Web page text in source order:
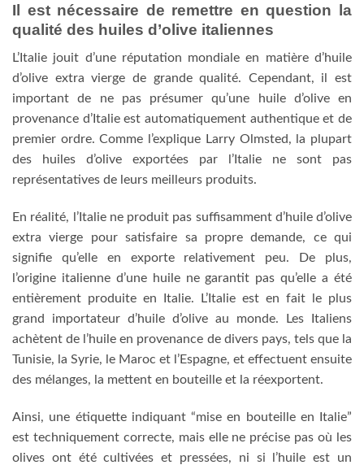
Il est nécessaire de remettre en question la
qualité des huiles d’olive italiennes
L’Italie jouit d’une réputation mondiale en matière d’huile
d’olive extra vierge de grande qualité. Cependant, il est
important de ne pas présumer qu’une huile d’olive en
provenance d’Italie est automatiquement authentique et de
premier ordre. Comme l’explique Larry Olmsted, la plupart
des huiles d’olive exportées par l’Italie ne sont pas
représentatives de leurs meilleurs produits.
En réalité, l’Italie ne produit pas suffisamment d’huile d’olive
extra vierge pour satisfaire sa propre demande, ce qui
signifie qu’elle en exporte relativement peu. De plus,
l’origine italienne d’une huile ne garantit pas qu’elle a été
entièrement produite en Italie. L’Italie est en fait le plus
grand importateur d’huile d’olive au monde. Les Italiens
achètent de l’huile en provenance de divers pays, tels que la
Tunisie, la Syrie, le Maroc et l’Espagne, et effectuent ensuite
des mélanges, la mettent en bouteille et la réexportent.
Ainsi, une étiquette indiquant “mise en bouteille en Italie”
est techniquement correcte, mais elle ne précise pas où les
olives ont été cultivées et pressées, ni si l’huile est un